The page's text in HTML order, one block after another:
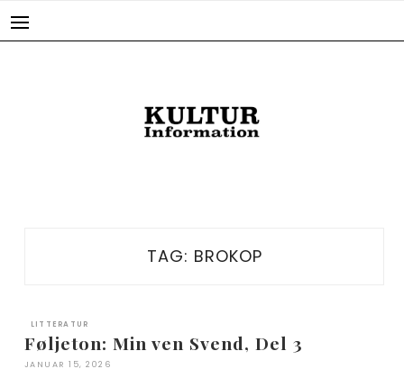
TAG: BROKOP
LITTERATUR
Føljeton: Min ven Svend, Del 3
JANUAR 15, 2026